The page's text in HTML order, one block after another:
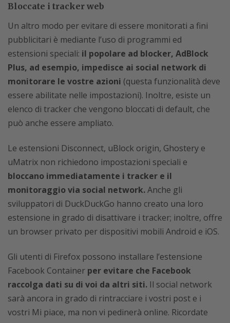
Bloccate i tracker web
Un altro modo per evitare di essere monitorati a fini
pubblicitari è mediante l’uso di programmi ed
estensioni speciali: il popolare ad blocker, AdBlock
Plus, ad esempio, impedisce ai social network di
monitorare le vostre azioni (questa funzionalità deve
essere abilitate nelle impostazioni). Inoltre, esiste un
elenco di tracker che vengono bloccati di default, che
può anche essere ampliato.
Le estensioni Disconnect, uBlock origin, Ghostery e
uMatrix non richiedono impostazioni speciali e
bloccano immediatamente i tracker e il
monitoraggio via social network.Anche gli
sviluppatori di DuckDuckGo hanno creato una loro
estensione in grado di disattivare i tracker; inoltre, offre
un browser privato per dispositivi mobili Android e iOS.
Gli utenti di Firefox possono installare l’estensione
Facebook Container per evitare che Facebook
raccolga dati su di voi da altri siti. Il social network
sarà ancora in grado di rintracciare i vostri post e i
vostri Mi piace, ma non vi pedinerà online. Ricordate